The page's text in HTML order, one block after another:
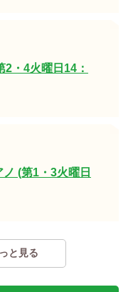
・4火曜日14：
(第1・3火曜日
と見る